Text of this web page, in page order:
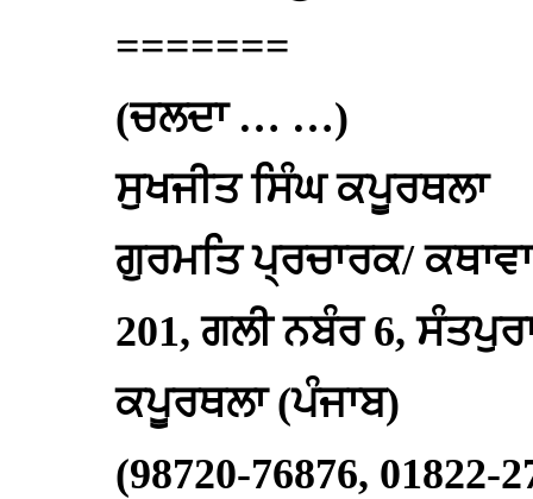
=======
(ਚਲਦਾ … …)
ਸੁਖਜੀਤ ਸਿੰਘ ਕਪੂਰਥਲਾ
ਗੁਰਮਤਿ ਪ੍ਰਚਾਰਕ/
201, ਗਲੀ ਨਬੰਰ 6,
ਕਪੂਰਥਲਾ (ਪੰਜਾਬ)
(98720-76876, 01822-